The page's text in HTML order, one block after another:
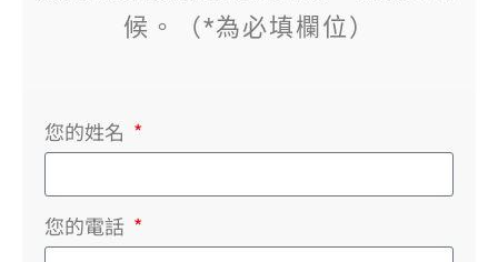
候。（*為必填欄位）
您的姓名
您的電話